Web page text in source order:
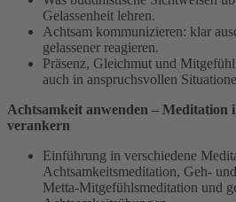
Gelassenheit lehren.
Achtsam kommunizieren: klar
gelassener reagieren.
Präsenz, Gleichmut und
auch in anspruchsvollen
Achtsamkeit anwenden – Meditation
verankern
Einführung in verschiedene
Achtsamkeitsmeditation, Geh-
Metta-Mitgefühlsmeditation und